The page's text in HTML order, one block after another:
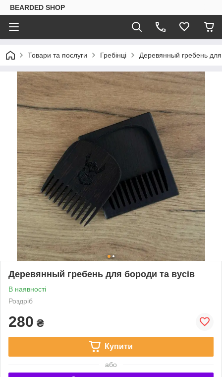
BEARDED SHOP
Товари та послуги Гребінці Деревянный гребень для
Деревянный гребень для бороди та вусів
В наявності
Роздріб
280 ₴
Купити
або